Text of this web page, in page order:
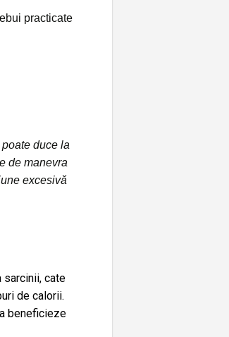
practicate
duce la
de manevra
excesivă
sarcinii, cate
de calorii.
beneficieze